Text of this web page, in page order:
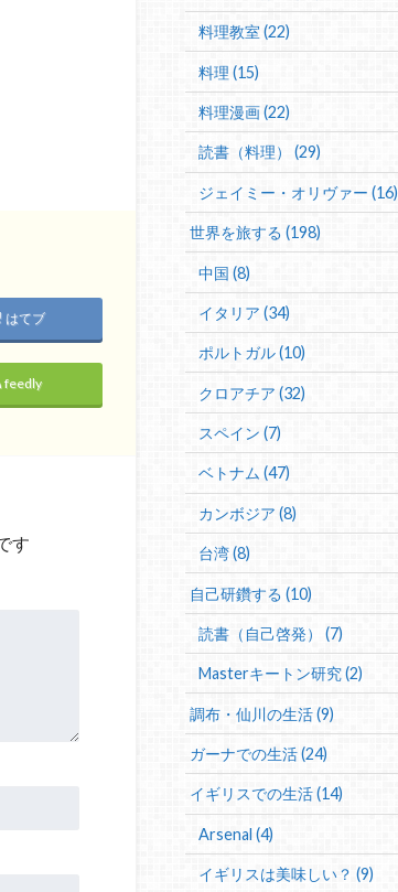
はてブ
feedly
す
料理教室 (22)
料理 (15)
料理漫画 (22)
読書（料理） (29)
ジェイミー・オリヴァー (16)
世界を旅する (198)
中国 (8)
イタリア (34)
ポルトガル (10)
クロアチア (32)
スペイン (7)
ベトナム (47)
カンボジア (8)
台湾 (8)
自己研鑽する (10)
読書（自己啓発） (7)
Masterキートン研究 (2)
調布・仙川の生活 (9)
ガーナでの生活 (24)
イギリスでの生活 (14)
Arsenal (4)
イギリスは美味しい？ (9)